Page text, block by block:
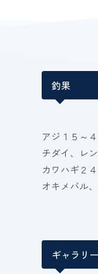
釣果
アジ１５～
チダイ、レ
カワハギ２
オキメバル
ギャラリー